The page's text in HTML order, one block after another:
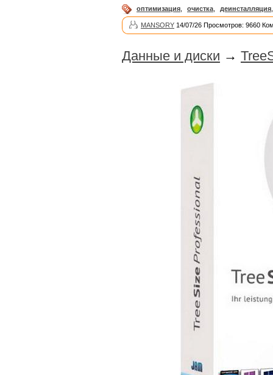
оптимизация очистка деинсталляция
MANSORY 14/07/26 Просмотров: 9660
Данные и диски →